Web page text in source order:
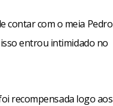
contar com o meia Pedro
entrou intimidado no
recompensada logo aos